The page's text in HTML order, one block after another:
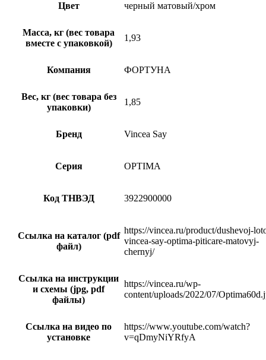
Цвет черный матовый/хром
Масса, кг (вес товара
вместе с упаковкой)
1,93
Компания ФОРТУНА
Вес, кг (вес товара без
упаковки)
1,85
Бренд Vincea Say
Серия OPTIMA
Код ТНВЭД 3922900000
Ссылка на каталог (pdf
файл)
https://vincea.ru/product/dushevoj-
vincea-say-optima-piticare-matovyj-
chernyj/
Ссылка на инструкции
и схемы (jpg, pdf
файлы)
https://vincea.ru/wp-
content/uploads/2022/07/
Ссылка на видео по
установке
https://www.youtube.com/watch?
v=qDmyNiYRfyA